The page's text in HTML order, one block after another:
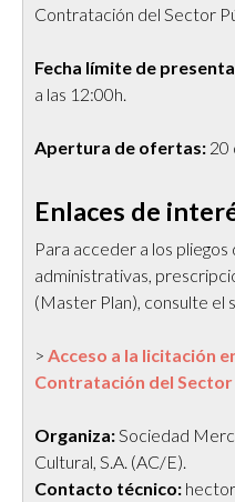
Contratación del Sector
Fecha límite de
a las 12:00h.
Apertura de ofertas: 20
Enlaces de
Para acceder a los
administrativas,
(Master Plan), consulte el
> Acceso a la licitación
Contratación del Sector
Organiza:Sociedad
Cultural, S.A. (AC/E).
Contacto técnico: